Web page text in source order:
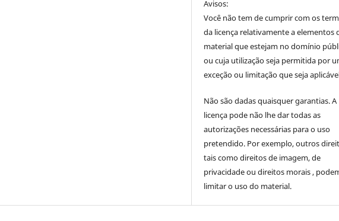
Avisos:
Você não tem de cumprir com os
da licença relativamente a elementos
material que estejam no domínio
ou cuja utilização seja permitida por
exceção ou limitação que seja
Não são dadas quaisquer garantias. A
licença pode não lhe dar todas as
autorizações necessárias para o uso
pretendido. Por exemplo, outros
tais como direitos de imagem, de
privacidade ou direitos morais ,
limitar o uso do material.